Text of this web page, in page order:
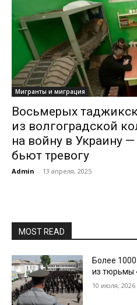
Мигранты и миграция
Восьмерых
из волгоградской
на войну в Украину
бьют тревогу
Admin - 13 апреля, 2025
MOST READ
Более
из тюрьмы
10 июля, 2026